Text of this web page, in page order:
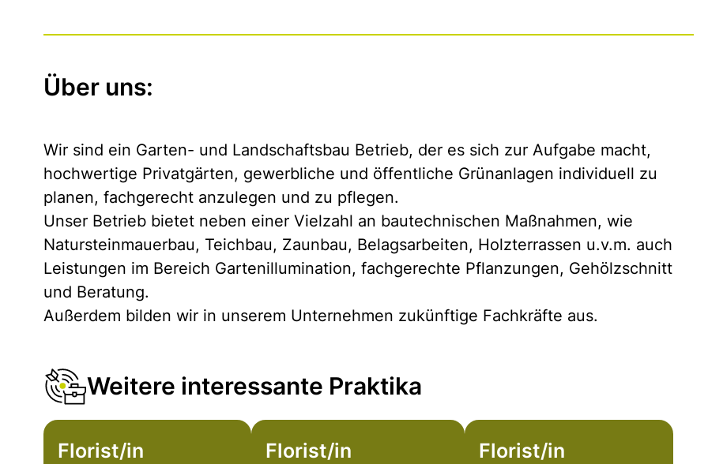
Über uns:
Wir sind ein Garten- und Landschaftsbau Betrieb, der es sich zur Aufgabe macht,
hochwertige Privatgärten, gewerbliche und öffentliche Grünanlagen individuell zu
planen, fachgerecht anzulegen und zu pflegen.
Unser Betrieb bietet neben einer Vielzahl an bautechnischen Maßnahmen, wie
Natursteinmauerbau, Teichbau, Zaunbau, Belagsarbeiten, Holzterrassen u.v.m. auch
Leistungen im Bereich Gartenillumination, fachgerechte Pflanzungen, Gehölzschnitt
und Beratung.
Außerdem bilden wir in unserem Unternehmen zukünftige Fachkräfte aus.
Weitere interessante Praktika
Florist/in Florist/in Florist/in